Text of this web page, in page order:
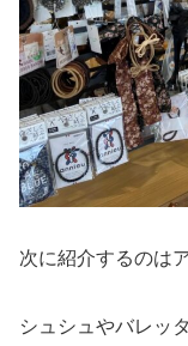
次に紹介するのは
シュシュやバレッ